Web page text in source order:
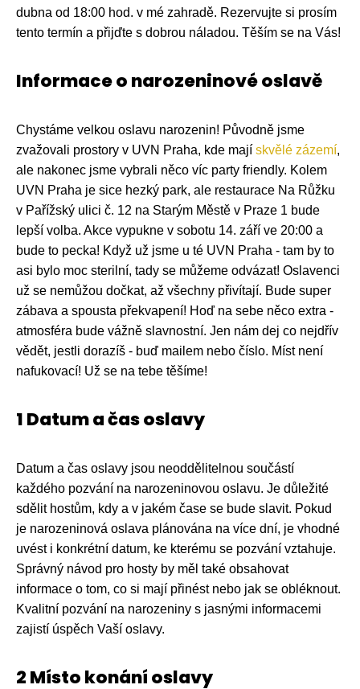
dubna od 18:00 hod. v mé zahradě. Rezervujte si prosím
tento termín a přijďte s dobrou náladou. Těším se na Vás!
Informace o narozeninové oslavě
Chystáme velkou oslavu narozenin! Původně jsme
zvažovali prostory v UVN Praha, kde mají skvělé zázemí,
ale nakonec jsme vybrali něco víc party friendly. Kolem
UVN Praha je sice hezký park, ale restaurace Na Růžku
v Pařížský ulici č. 12 na Starým Městě v Praze 1 bude
lepší volba. Akce vypukne v sobotu 14. září ve 20:00 a
bude to pecka! Když už jsme u té UVN Praha - tam by to
asi bylo moc sterilní, tady se můžeme odvázat! Oslavenci
už se nemůžou dočkat, až všechny přivítají. Bude super
zábava a spousta překvapení! Hoď na sebe něco extra -
atmosféra bude vážně slavnostní. Jen nám dej co nejdřív
vědět, jestli dorazíš - buď mailem nebo číslo. Míst není
nafukovací! Už se na tebe těšíme!
1 Datum a čas oslavy
Datum a čas oslavy jsou neoddělitelnou součástí
každého pozvání na narozeninovou oslavu. Je důležité
sdělit hostům, kdy a v jakém čase se bude slavit. Pokud
je narozeninová oslava plánována na více dní, je vhodné
uvést i konkrétní datum, ke kterému se pozvání vztahuje.
Správný návod pro hosty by měl také obsahovat
informace o tom, co si mají přinést nebo jak se obléknout.
Kvalitní pozvání na narozeniny s jasnými informacemi
zajistí úspěch Vaší oslavy.
2 Místo konání oslavy